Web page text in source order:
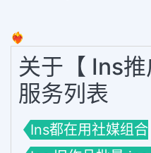
❤️‍🔥
关于【 Ins
服务列表
Ins都在用社媒组合